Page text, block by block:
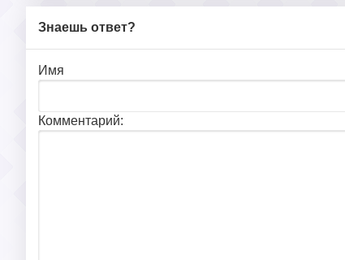
Знаешь ответ?
Имя
Комментарий: